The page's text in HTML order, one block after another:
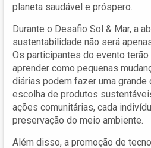
planeta saudável e próspero.
Durante o Desafio Sol & Mar, a
sustentabilidade não será
Os participantes do evento
aprender como pequenas
diárias podem fazer uma grande
escolha de produtos
ações comunitárias, cada
preservação do meio ambiente.
Além disso, a promoção de